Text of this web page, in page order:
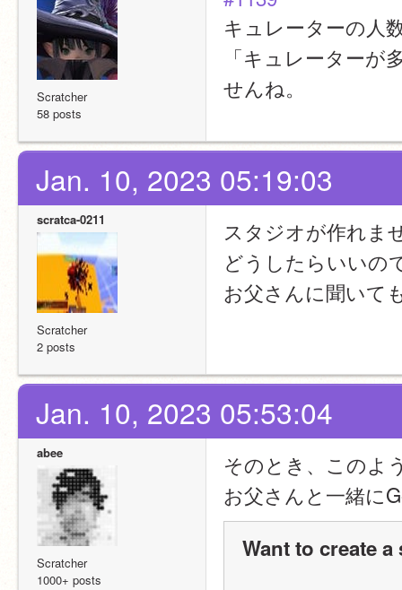
Scratcher
58 posts
キュレーターの人
「キュレーター
せんね。
Jan. 10, 2023 05:19:03
scratca-0211
Scratcher
2 posts
スタジオが作れま
どうしたらいいの
お父さんに聞いて
Jan. 10, 2023 05:53:04
abee
Scratcher
1000+ posts
そのとき、このよ
お父さんと一緒に
Want to create